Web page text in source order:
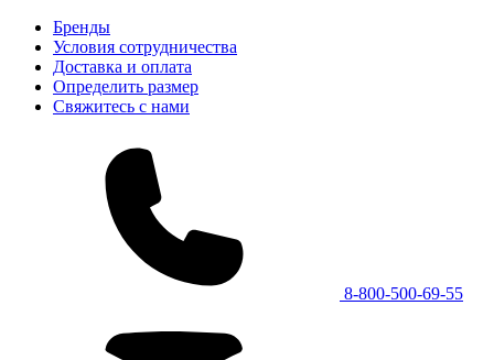
Бренды
Условия сотрудничества
Доставка и оплата
Определить размер
Свяжитесь с нами
8-800-500-69-55